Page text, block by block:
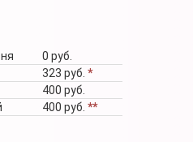
0 руб.
323 руб. *
400 руб.
400 руб. **